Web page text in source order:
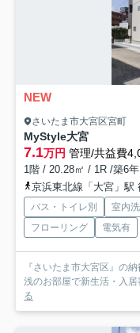
NEW
さいたま市大宮区宮町
MyStyle大宮
7.1万円 管理/共益費
1階 / 20.28㎡ / 1R /築6年
京浜東北線「大宮」駅
バス・トイレ別 室内
フローリング
電気有
『さいたま市大宮区』の
浅のお部屋で新生活・入
る